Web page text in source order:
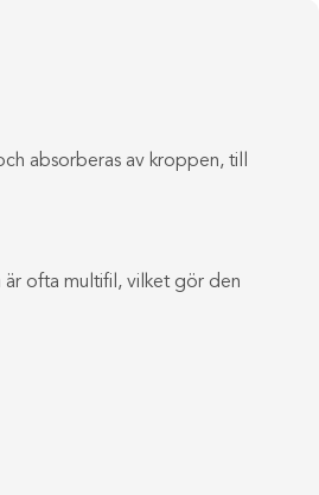
absorberas av kroppen, till
är ofta multifil, vilket gör den